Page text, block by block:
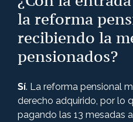
la reforma
recibiendo la
pensionados?
Sí. La reforma pensional
derecho adquirido, por lo
pagando las 13 mesadas